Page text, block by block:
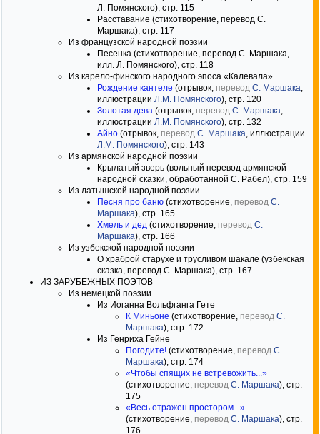
Л. Помянского), стр. 115
Расставание (стихотворение, перевод С.
Маршака), стр. 117
Из французской народной поэзии
Песенка (стихотворение, перевод С. Маршака,
илл. Л. Помянского), стр. 118
Из карело-финского народного эпоса «Калевала»
Рождение кантеле (отрывок, перевод С. Маршака
иллюстрации Л.М. Помянского), стр. 120
Золотая дева (отрывок, перевод С. Маршака
иллюстрации Л.М. Помянского), стр. 132
Айно (отрывок, перевод С. Маршака , иллюстрации
Л.М. Помянского), стр. 143
Из армянской народной поэзии
Крылатый зверь (вольный перевод армянской
народной сказки, обработанной С. Рабел), стр. 159
Из латышской народной поэзии
Песня про баню (стихотворение, перевод С.
Маршака), стр. 165
Хмель и дед (стихотворение, перевод С.
Маршака), стр. 166
Из узбекской народной поэзии
О храброй старухе и трусливом шакале (узбекская
сказка, перевод С. Маршака), стр. 167
ИЗ ЗАРУБЕЖНЫХ ПОЭТОВ
Из немецкой поэзии
Из Иоганна Вольфганга Гете
К Миньоне (стихотворение, перевод С.
Маршака), стр. 172
Из Генриха Гейне
Погодите! (стихотворение, перевод С.
Маршака), стр. 174
«Чтобы спящих не встревожить...»
(стихотворение, перевод С. Маршака), стр.
175
«Весь отражен простором...»
(стихотворение, перевод С. Маршака), стр.
176